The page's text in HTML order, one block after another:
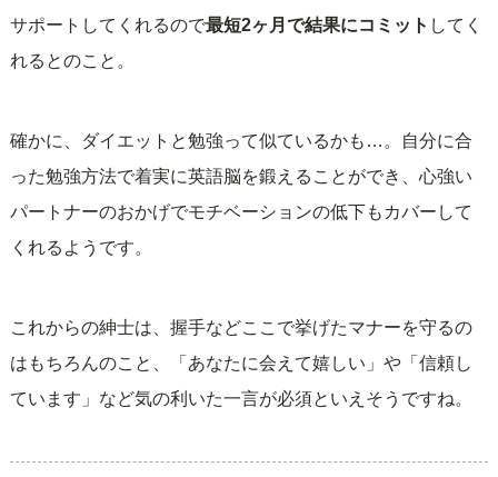
サポートしてくれるので最短2ヶ月で結果にコミット してく
れるとのこと。
確かに、ダイエットと勉強って似ているかも…。自分に合
った勉強方法で着実に英語脳を鍛えることができ、心強い
パートナーのおかげでモチベーションの低下もカバーして
くれるようです。
これからの紳士は、握手などここで挙げたマナーを守るの
はもちろんのこと、「あなたに会えて嬉しい」や「信頼し
ています」など気の利いた一言が必須といえそうですね。